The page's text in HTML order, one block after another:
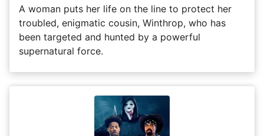
A woman puts her life on the line to protect her
troubled, enigmatic cousin, Winthrop, who has
been targeted and hunted by a powerful
supernatural force.